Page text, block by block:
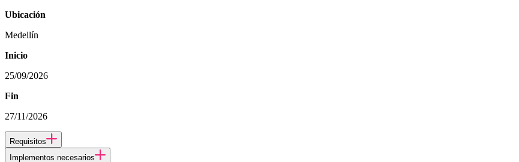
Ubicación
Medellín
Inicio
25/09/2026
Fin
27/11/2026
Requisitos
Implementos necesarios